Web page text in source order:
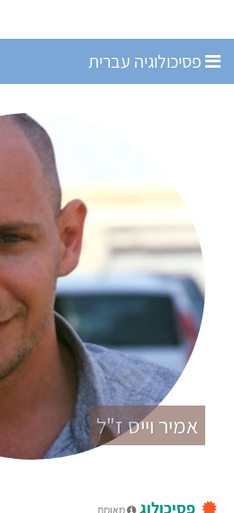
פסיכולוגיה עברית
אמיר וייס ז"ל
פסיכולוג מאומת